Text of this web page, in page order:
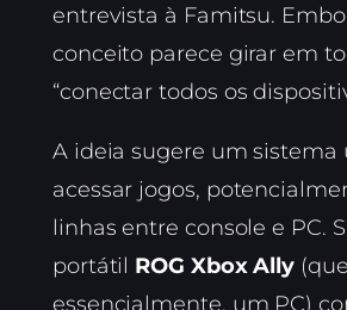
entrevista à Famitsu.
conceito parece girar em
“conectar todos os
A ideia sugere um sistema
acessar jogos,
linhas entre console e PC.
portátil ROG Xbox Ally
essencialmente, um PC)